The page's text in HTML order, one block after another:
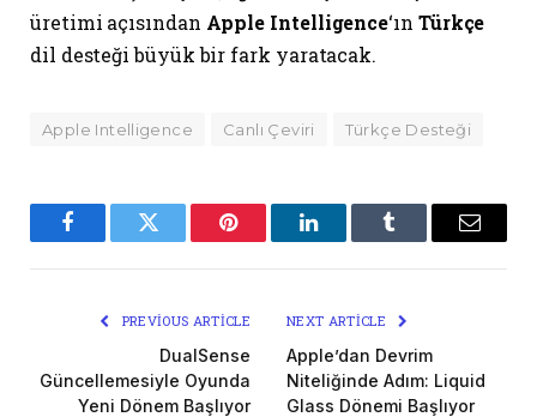
üretimi açısından Apple Intelligence‘ın Türkçe
dil desteği büyük bir fark yaratacak.
Apple Intelligence Canlı Çeviri Türkçe Desteği
FacebookTwitter Pinterest LinkedInTumblr Email
PREVIOUS ARTICLE
DualSense
Güncellemesiyle Oyunda
Yeni Dönem Başlıyor
NEXT ARTICLE
Apple’dan Devrim
Niteliğinde Adım: Liquid
Glass Dönemi Başlıyor